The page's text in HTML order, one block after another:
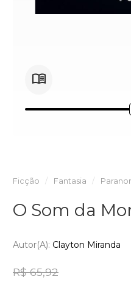
Ficção Fantasia
O Som da
Autor(a): Clayton Miranda
R$ 65,92